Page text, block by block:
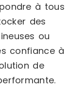
à tous
des
ou
confiance à
de